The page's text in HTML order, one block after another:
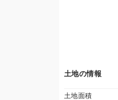
土地の情報
土地面積